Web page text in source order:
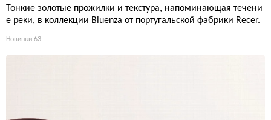
Тонкие золотые прожилки и текстура, напоминающая течени
е реки, в коллекции Bluenza от португальской фабрики Recer.
Новинки 63